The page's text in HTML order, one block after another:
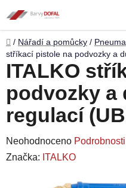
na
obsah
Domů
/ Nářadí a pomůcky /
stříkací pistole na podvozky a
ITALKO
podvozky a
regulací
Průměrné
hodnocení
Neohodnoceno
Značka: ITALKO